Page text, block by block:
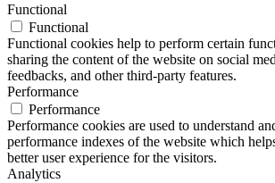
Functional
Functional
Functional cookies help to perform certain
sharing the content of the website on social
feedbacks, and other third-party features.
Performance
Performance
Performance cookies are used to understand
performance indexes of the website which
better user experience for the visitors.
Analytics